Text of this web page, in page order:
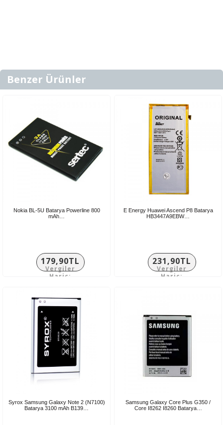
Benzer Ürünler
Nokia BL-5U Batarya Powerline 800
mAh…
179,90TL
Vergiler
Hariç:
E Energy Huawei Ascend P8 Batarya
HB3447A9EBW…
231,90TL
Vergiler
Hariç:
Syrox Samsung Galaxy Note 2 (N7100)
Batarya 3100 mAh B139…
Samsung Galaxy Core Plus G350 /
Core I8262 I8260 Batarya…